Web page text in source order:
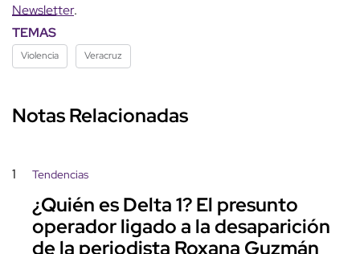
Newsletter.
TEMAS
Violencia Veracruz
Notas Relacionadas
1 Tendencias
¿Quién es Delta 1? El presunto
operador ligado a la desaparición
de la periodista Roxana Guzmán